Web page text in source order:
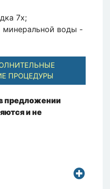
7x;
минеральной воды -
ПРОЦЕДУРЫ
предложении
и не